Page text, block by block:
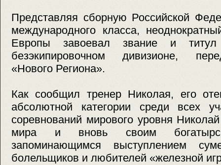
Представляя сборную Российской
международного класса,
Европы завоевал звание и
безэкипировочном дивизионе,
«Нового Региона».
Как сообщил тренер Николая, его
абсолютной категории среди всех
соревнований мирового уровня
мира и вновь своим
запоминающимся выступлением
болельщиков и любителей «железной